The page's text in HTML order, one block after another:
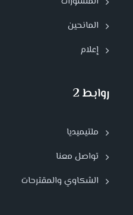
المانحين
إعلام
روابط 2
ملتيميديا
تواصل معنا
الشكاوي والمقترحات